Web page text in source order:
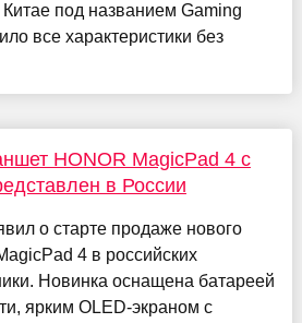
под названием Gaming
все характеристики без
HONOR MagicPad 4 с
в России
о старте продаже нового
4 в российских
Новинка оснащена батареей
ярким OLED-экраном с